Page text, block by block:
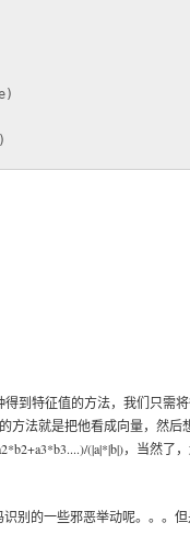
到特征值的方法，我们只需
方法就是把他看成向量，然
(|a|*|b|)，当然了
别的一些邪恶举动呢。。。